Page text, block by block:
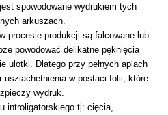
spowodowane wydrukiem tych
arkuszach.
procesie produkcji są falcowane lub
powodować delikatne pęknięcia
ulotki. Dlatego przy pełnych aplach
uszlachetnienia w postaci folii, które
wydruk.
introligatorskiego tj: cięcia,